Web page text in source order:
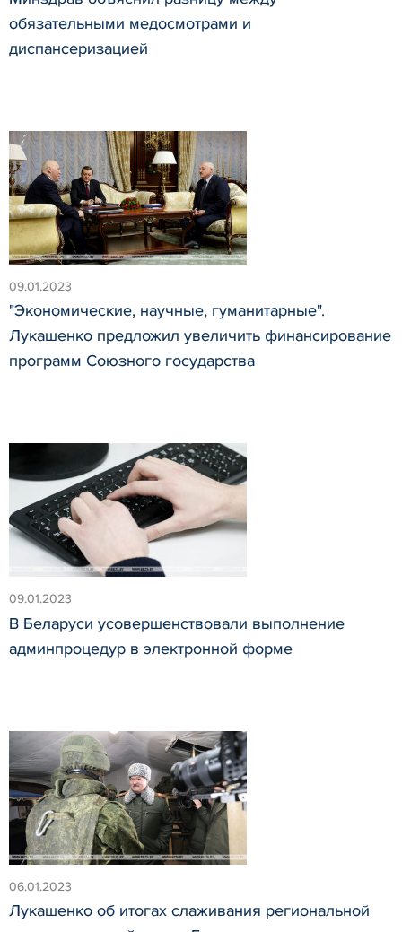
обязательными медосмотрами и
диспансеризацией
09.01.2023
"Экономические, научные, гуманитарные".
Лукашенко предложил увеличить финансирование
программ Союзного государства
09.01.2023
В Беларуси усовершенствовали выполнение
админпроцедур в электронной форме
06.01.2023
Лукашенко об итогах слаживания региональной